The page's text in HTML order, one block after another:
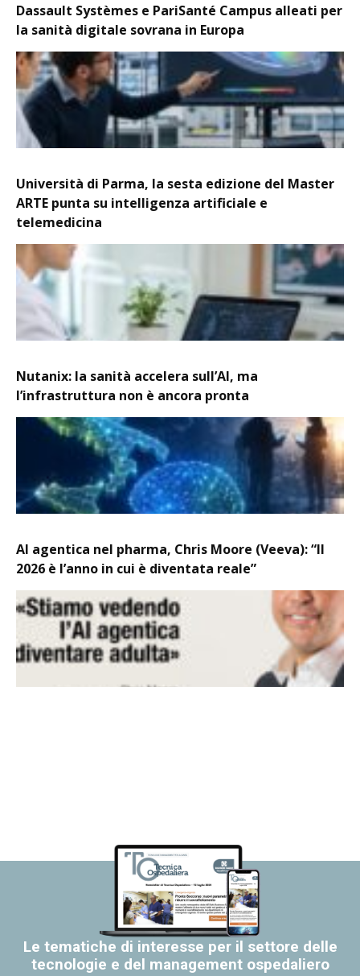
Dassault Systèmes e PariSanté Campus alleati per
la sanità digitale sovrana in Europa
Università di Parma, la sesta edizione del Master
ARTE punta su intelligenza artificiale e
telemedicina
Nutanix: la sanità accelera sull’AI, ma
l’infrastruttura non è ancora pronta
AI agentica nel pharma, Chris Moore (Veeva): “Il
2026 è l’anno in cui è diventata reale”
Le tematiche di interesse per il settore delle
tecnologie e del management ospedaliero